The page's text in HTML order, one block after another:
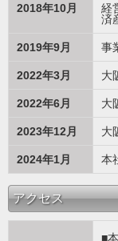
2018年10月
経
済
2019年9月 事
2022年3月 大
2022年6月 大
2023年12月 大
2024年1月 本
アクセス
■